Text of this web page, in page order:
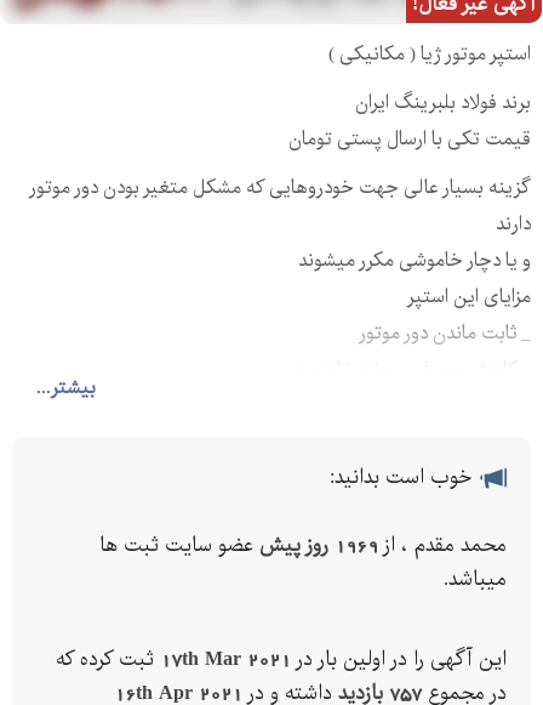
بیشتر...
استپر موتور ژیا ( مکانیکی )
برند فولاد بلبرینگ ایران
قیمت تکی با ارسال پستی تومان
گزینه بسیار عالی جهت خودروهایی که مشکل متغیر بودن دور موتور
دارند
و یا دچار خاموشی مکرر میشوند
مزایای این استپر
_ ثابت ماندن دور موتور
_ کاهش مصرف سوخت تا درصد
_ قابل استفاده در تمام خودروهای تولید داخل بجز تیپ و ریو
_ افزایش نسبی شتاب خودرو
استپر موتور، دریچه گاز ، سنسور دریچه گاز ، سوکتهای مربوط به استپر ،
اشکال در مپ یا ecu خودرو
مشکل نوسان دور موتور قطعا رفع میشود
خوب است بدانید:
محمد مقدم ، از 1969 روز پیش
عضو سایت ثبت ها
میباشد.
این آگهی را در اولین بار در 17th Mar 2021 ثبت کرده که
در مجموع757 بازدید داشته و در 16th Apr 2021